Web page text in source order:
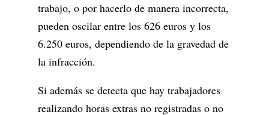
trabajo, o por hacerlo de manera incorrecta,
pueden oscilar entre los 626 euros y los
6.250 euros, dependiendo de la gravedad de
la infracción.
Si además se detecta que hay trabajadores
realizando horas extras no registradas o no